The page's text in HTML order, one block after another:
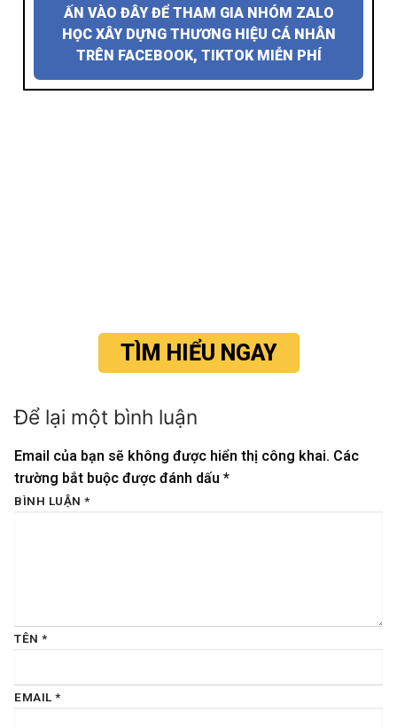
ẤN VÀO ĐÂY ĐỂ THAM GIA NHÓM ZALO
HỌC XÂY DỰNG THƯƠNG HIỆU CÁ NHÂN
TRÊN FACEBOOK, TIKTOK MIỄN PHÍ
TÌM HIỂU NGAY
Để lại một bình luận
Email của bạn sẽ không được hiển thị công khai. Các
trường bắt buộc được đánh dấu *
BÌNH LUẬN *
TÊN *
EMAIL *